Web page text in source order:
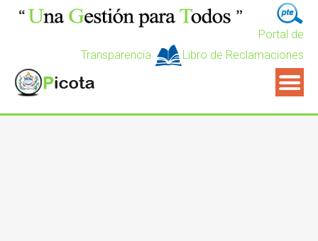
Portal de
Transparencia
Libro de Reclamaciones